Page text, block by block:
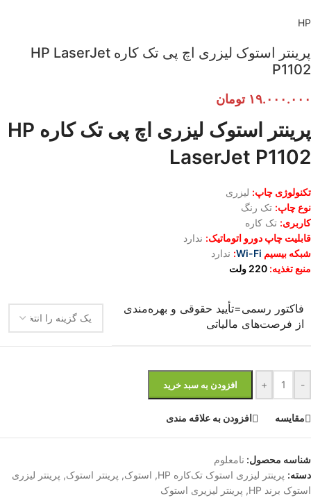
HP
پرینتر استوک لیزری اچ پی تک کاره HP LaserJet
P1102
۱۹.۰۰۰.۰۰۰ تومان
پرینتر استوک لیزری اچ پی تک کاره HP
LaserJet P1102
تکنولوژی چاپ: لیزری
نوع چاپ: تک رنگ
کاربری: تک کاره
قابلیت چاپ دورو اتوماتیک: ندارد
شبکه بیسیم Wi-Fi
: ندارد
منبع تغذیه: 220 ولت
فاکتور رسمی=تأیید حقوقی و بهره‌مندی
از فرصت‌های مالیاتی
-
+ افزودن به سبد خرید
مقایسه افزودن به علاقه مندی
شناسه محصول: نامعلوم
دسته: پرینتر لیزری استوک تک‌کار‌ه HP , استوک, پرینتر استوک, پرینتر لیزری
استوک برند HP
, پرینتر لیزیری استوک